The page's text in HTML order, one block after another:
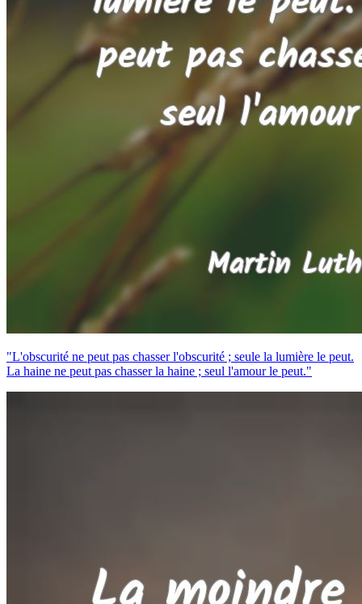
"L'obscurité ne peut pas chasser l'obscurité ; seule la lumière le peut.
La haine ne peut pas chasser la haine ; seul l'amour le peut."